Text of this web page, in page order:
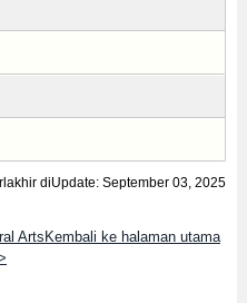
diUpdate: September 03, 2025
ArtsKembali ke halaman utama